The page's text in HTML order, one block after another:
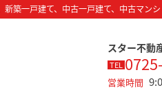
一戸建て、中古一戸建て、中古マンシ
スター不動
TEL
営業時間